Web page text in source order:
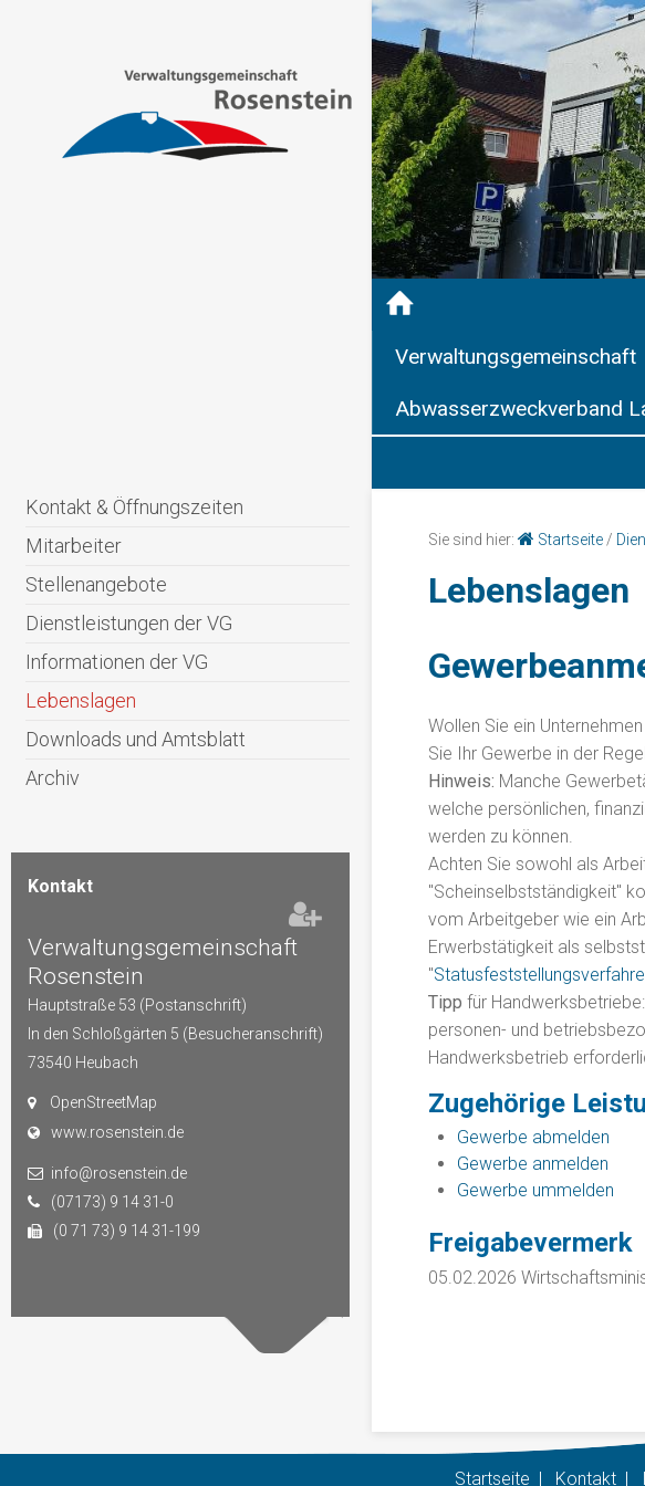
Verwaltungsgemeinschaft
Abwasserzweckverband
Kontakt & Öffnungszeiten
Mitarbeiter
Stellenangebote
Dienstleistungen der VG
Informationen der VG
Lebenslagen
Downloads und Amtsblatt
Archiv
Kontakt
Verwaltungsgemeinschaft
Rosenstein
Hauptstraße 53 (Postanschrift)
In den Schloßgärten 5 (Besucheranschrift)
73540 Heubach
OpenStreetMap
www.rosenstein.de
info@rosenstein.de
(07173) 9 14 31-0
(0 71 73) 9 14 31-199
Sie sind hier: Startseite /
Lebenslagen
Wollen Sie ein
Sie Ihr Gewerbe in der
Hinweis: Manche
welche persönlichen,
werden zu können.
Achten Sie sowohl als
"Scheinselbstständigkeit"
vom Arbeitgeber wie ein
Erwerbstätigkeit als
"
Tipp für
personen- und
Handwerksbetrieb
Zugehörige
Gewerbe abmelden
Gewerbe anmelden
Gewerbe ummelden
Freigabevermerk
05.02.2026
Startseite | Kontakt |